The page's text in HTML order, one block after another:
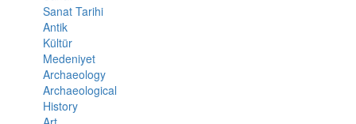
Sanat Tarihi
Antik
Kültür
Medeniyet
Archaeology
Archaeological
History